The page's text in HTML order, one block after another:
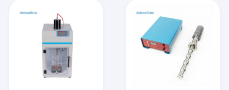
Des produits
Au sujet de nous
Visite d'usine